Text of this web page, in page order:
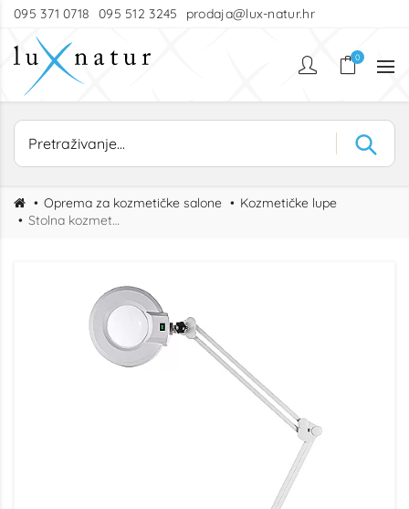
095 371 0718 095 512 3245 prodaja@lux-natur.hr
0
Oprema za kozmetičke salone
Kozmetičke lupe
Stolna kozmetička lupa EXPAND